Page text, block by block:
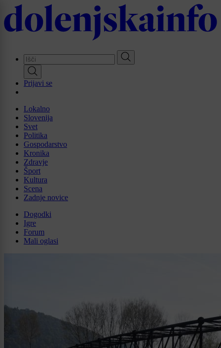
Skip
to
main
Prijavi se
Lokalno
Slovenija
Svet
Politika
Gospodarstvo
Kronika
Zdravje
Šport
Kultura
Scena
Zadnje novice
Dogodki
Igre
Forum
Mali oglasi